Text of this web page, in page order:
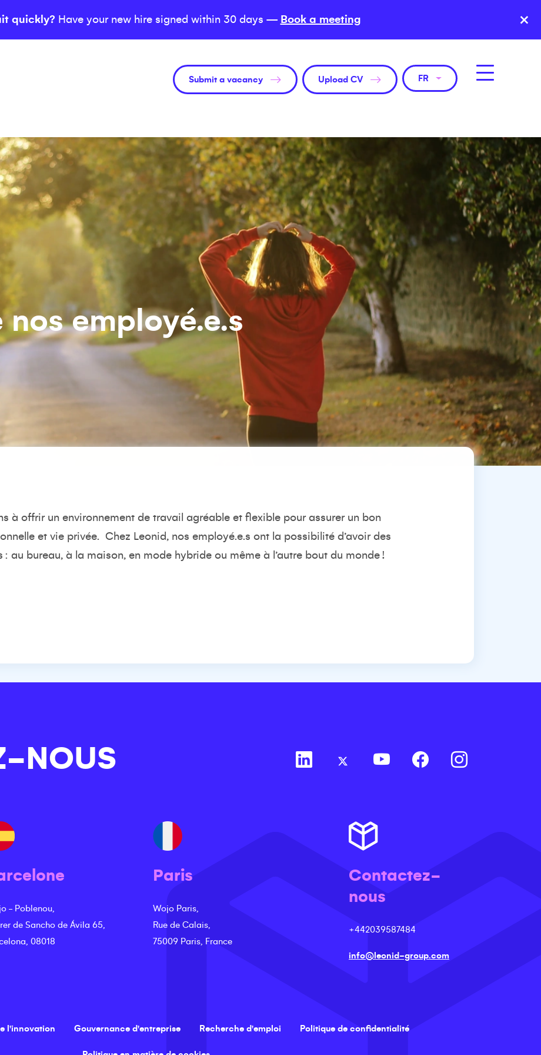
quickly? Have your new hire signed within 30 days — Book a meeting ×
Submit a vacancy Upload CV FR
employé.e.s
à offrirun environnement de travail agréable et flexible pour assurer un bon
et vie privée. Chez Leonid, nos employé.e.s ont la possibilité d’avoir des
: au bureau, à la maison, en mode hybride ou même à l’autre bout du monde !
NOUS
- Poblenou,
de Sancho de Ávila 65,
08018
Paris
Wojo Paris,
Rue de Calais,
75009 Paris, France
Contactez-
nous
+442039587484
info@leonid-group.com
l'innovation Gouvernance d'entreprise Recherche d'emploi Politique de confidentialité